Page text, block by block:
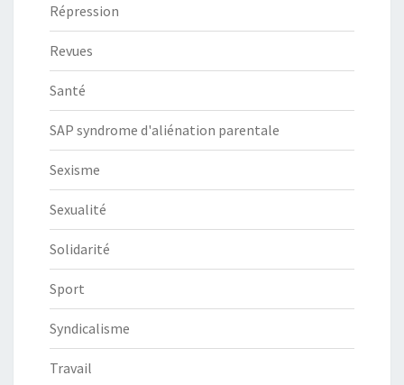
Répression
Revues
Santé
SAP syndrome d'aliénation parentale
Sexisme
Sexualité
Solidarité
Sport
Syndicalisme
Travail